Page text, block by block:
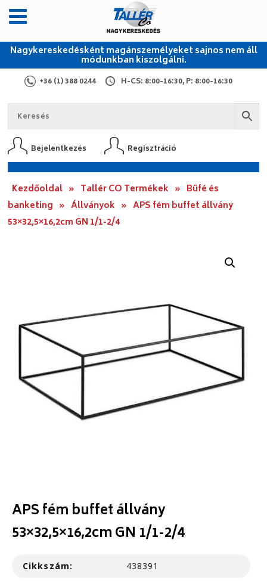
Nagykereskedésként magánszemélyeket sajnos nem áll
módunkban kiszolgálni.
+36 (1) 388 0244 H-CS: 8:00-16:30, P: 8:00-16:30
Bejelentkezés Regisztráció
Kezdőoldal » Tallér CO Termékek » Büfé és
banketing » Állványok » APS fém buffet állvány
53×32,5×16,2cm GN 1/1-2/4
APS fém buffet állvány
53×32,5×16,2cm GN 1/1-2/4
Cikkszám: 438391